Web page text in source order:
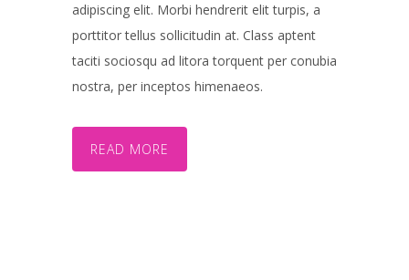
adipiscing elit. Morbi hendrerit elit turpis, a
porttitor tellus sollicitudin at. Class aptent
taciti sociosqu ad litora torquent per conubia
nostra, per inceptos himenaeos.
READ MORE